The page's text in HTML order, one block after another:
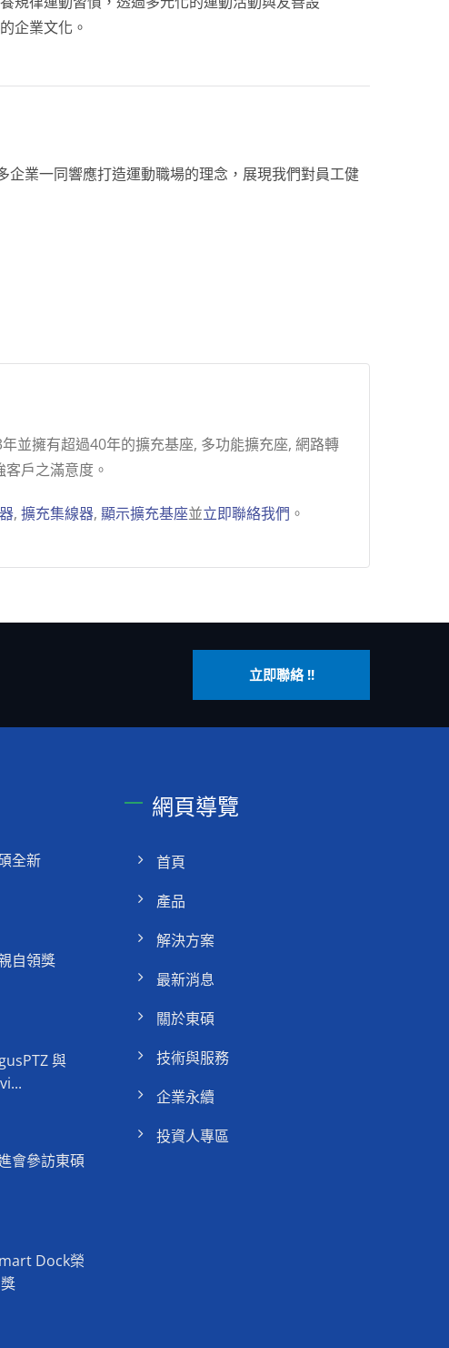
企業文化。
業一同響應打造運動職場的理念，展現我們對員工健
並擁有超過40年的擴充基座, 多功能擴充座, 網路轉
戶之滿意度。
, 擴充集線器, 顯示擴充基座並立即聯絡我們 。
立即聯絡 !!
全新
自領獎
與
會參訪東碩
Dock榮
網頁導覽
首頁
產品
解決方案
最新消息
關於東碩
技術與服務
企業永續
投資人專區